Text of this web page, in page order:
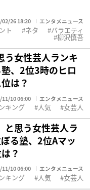
02/26 18:20 エンタメニュース
ト ネタ バラエティ
柳沢慎吾
う女性芸人ランキ
、2位3時のヒロ
は？
11/10 06:00 エンタメニュース
キング 人気 女芸人
と思う女性芸人ラ
る塾、2位Aマッ
？
11/10 06:00 エンタメニュース
キング 人気 女芸人